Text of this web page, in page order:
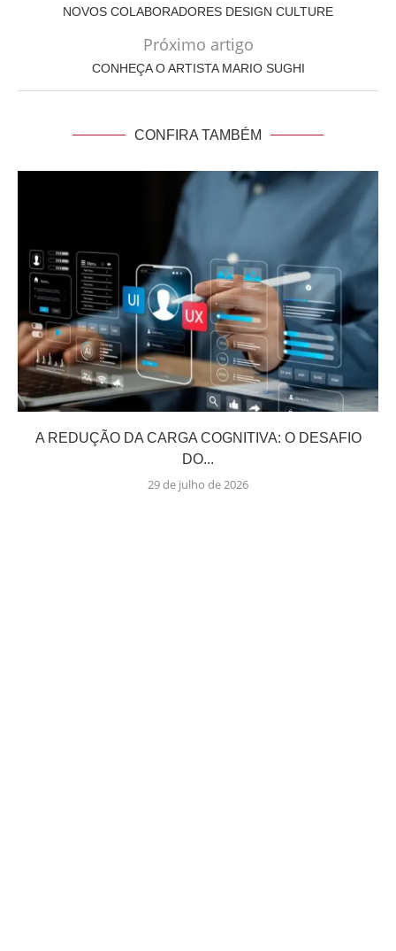
NOVOS COLABORADORES DESIGN CULTURE
Próximo artigo
CONHEÇA O ARTISTA MARIO SUGHI
CONFIRA TAMBÉM
A REDUÇÃO DA CARGA COGNITIVA: O DESAFIO
DO...
29 de julho de 2026